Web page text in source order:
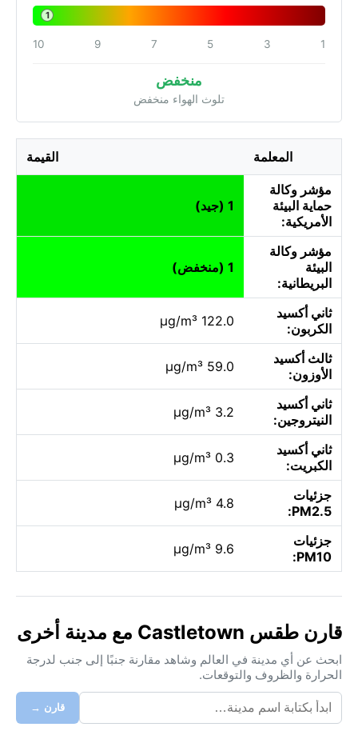
1
1
3
5
7
9
10
منخفض
تلوث الهواء منخفض
المعلمة القيمة
مؤشر وكالة
حماية البيئة
الأمريكية:
1 (جيد)
مؤشر وكالة
البيئة
البريطانية:
1 (منخفض)
ثاني أكسيد
الكربون:
122.0 µg/m³
ثالث أكسيد
الأوزون:
59.0 µg/m³
ثاني أكسيد
النيتروجين:
3.2 µg/m³
ثاني أكسيد
الكبريت:
0.3 µg/m³
جزئيات
PM2.5:
4.8 µg/m³
جزئيات
PM10:
9.6 µg/m³
قارن طقس Castletown مع مدينة أخرى
ابحث عن أي مدينة في العالم وشاهد مقارنة جنبًا إلى جنب لدرجة
الحرارة والظروف والتوقعات.
قارن →